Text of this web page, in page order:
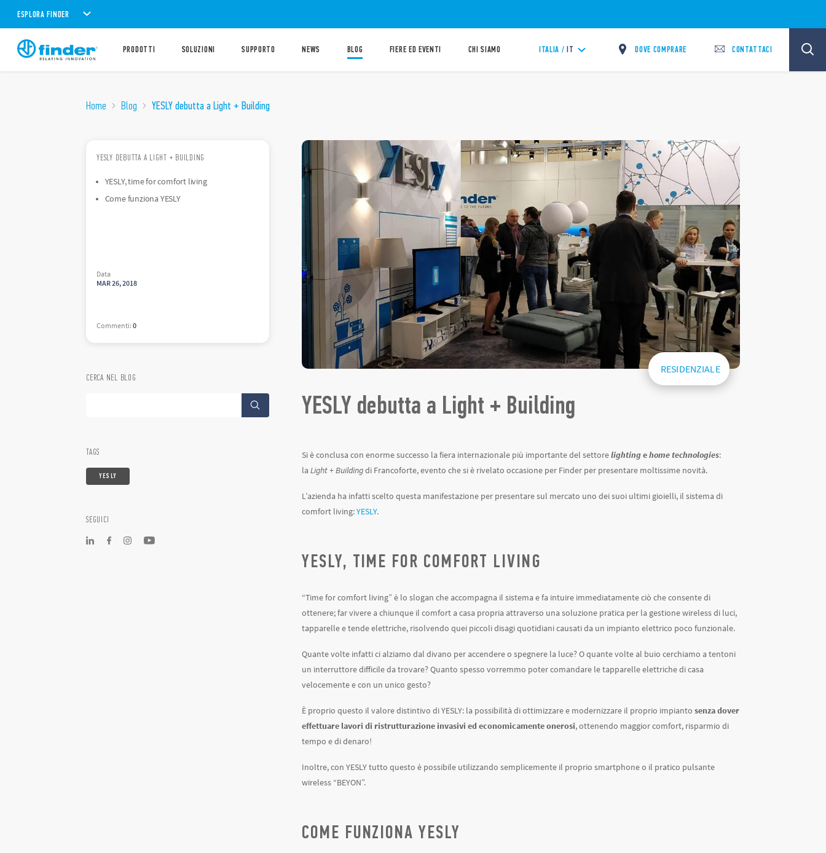
ESPLORA FINDER
PRODOTTI SOLUZIONI SUPPORTO NEWS BLOG FIERE ED EVENTI CHI SIAMO ITALIA / IT DOVE COMPRARE CONTATTACI
Home Blog YESLY debutta a Light + Building
YESLY DEBUTTA A LIGHT + BUILDING
YESLY, time for comfort living
Come funziona YESLY
Data
MAR26,2018
Commenti: 0
CERCA NEL BLOG
TAGS
YESLY
SEGUICI
RESIDENZIALE
YESLY debutta a Light + Building
Si è conclusa con enorme successo la fiera internazionale più importante del settorelightingehome technologies:
laLight + Buildingdi Francoforte, evento che si è rivelato occasione per Finder per presentare moltissime novità.
L’azienda ha infatti scelto questa manifestazione per presentare sul mercato uno dei suoi ultimi gioielli, il sistema di
comfort living:YESLY.
YESLY, TIME FOR COMFORT LIVING
“Time for comfort living” è lo slogan che accompagna il sistema e fa intuire immediatamente ciò che consente di
ottenere; far vivere a chiunque il comfort a casa propria attraverso una soluzione pratica per la gestione wireless di luci,
tapparelle e tende elettriche, risolvendo quei piccoli disagi quotidiani causati da un impianto elettrico poco funzionale.
Quante volte infatti ci alziamo dal divano per accendere o spegnere la luce? O quante volte al buio cerchiamo a tentoni
un interruttore difficile da trovare? Quanto spesso vorremmo poter comandare le tapparelle elettriche di casa
velocemente e con un unico gesto?
È proprio questo il valore distintivo di YESLY: la possibilità di ottimizzare e modernizzare il proprio impiantosenza dover
effettuare lavori di ristrutturazione invasivi ed economicamente onerosi, ottenendo maggior comfort, risparmio di
tempo e di denaro!
Inoltre, con YESLY tutto questo è possibile utilizzando semplicemente il proprio smartphone o il pratico pulsante
wireless “BEYON”.
COME FUNZIONA YESLY